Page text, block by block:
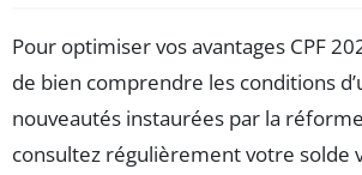
Pour optimiser vos avantages CPF
de bien comprendre les conditions
nouveautés instaurées par la
consultez régulièrement votre solde